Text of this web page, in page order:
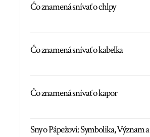
Čo znamená snívať o chlpy
Čo znamená snívať o kabelka
Čo znamená snívať o kapor
Sny o Pápežovi: Symbolika, Význam a